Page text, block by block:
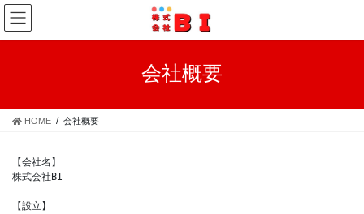
コ
ン
テ
ス
ナ
ビ
ゲ
ン
会社概要
HOME 会社概要
【会社名】
株式会社BI
【設立】